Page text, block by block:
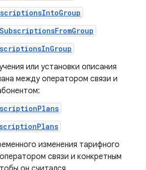
или установки описания
между оператором связи и
изменения тарифного
связи и конкретным